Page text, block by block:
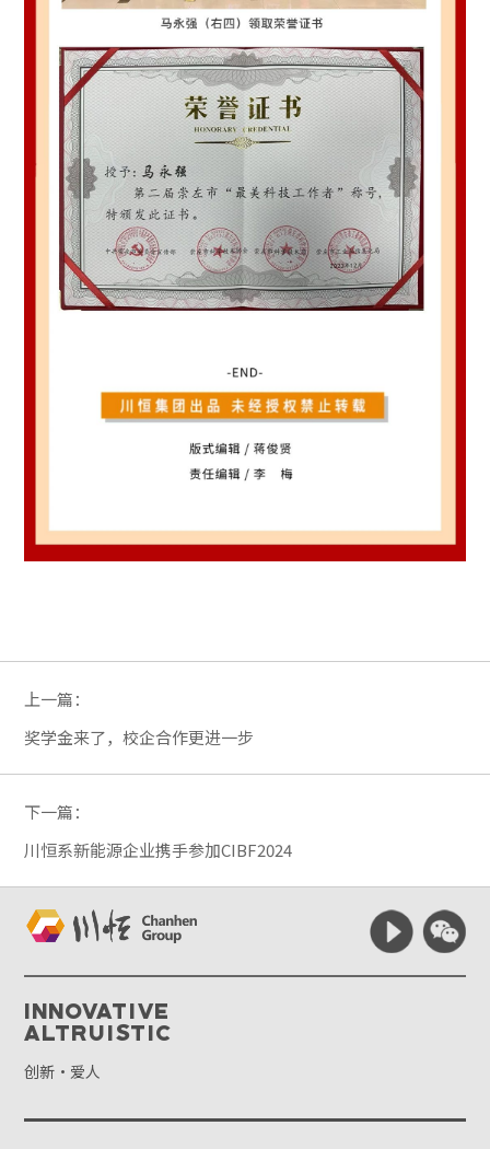
上一篇：
奖学金来了，校企合作更进一步
下一篇：
川恒系新能源企业携手参加CIBF2024
Innovative
Altruistic
创新·爱人